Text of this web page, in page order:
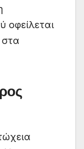
οφείλεται
στα